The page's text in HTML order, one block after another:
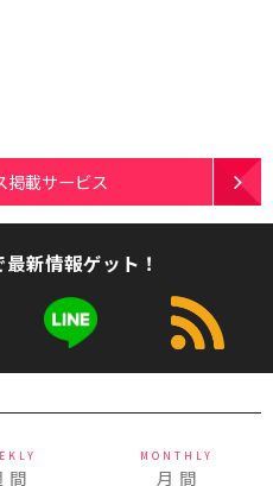
掲載サービス
新情報ゲット！
間
MONTHLY
月 間